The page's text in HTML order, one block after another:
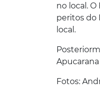
no local.
peritos do
local.
Fotos: